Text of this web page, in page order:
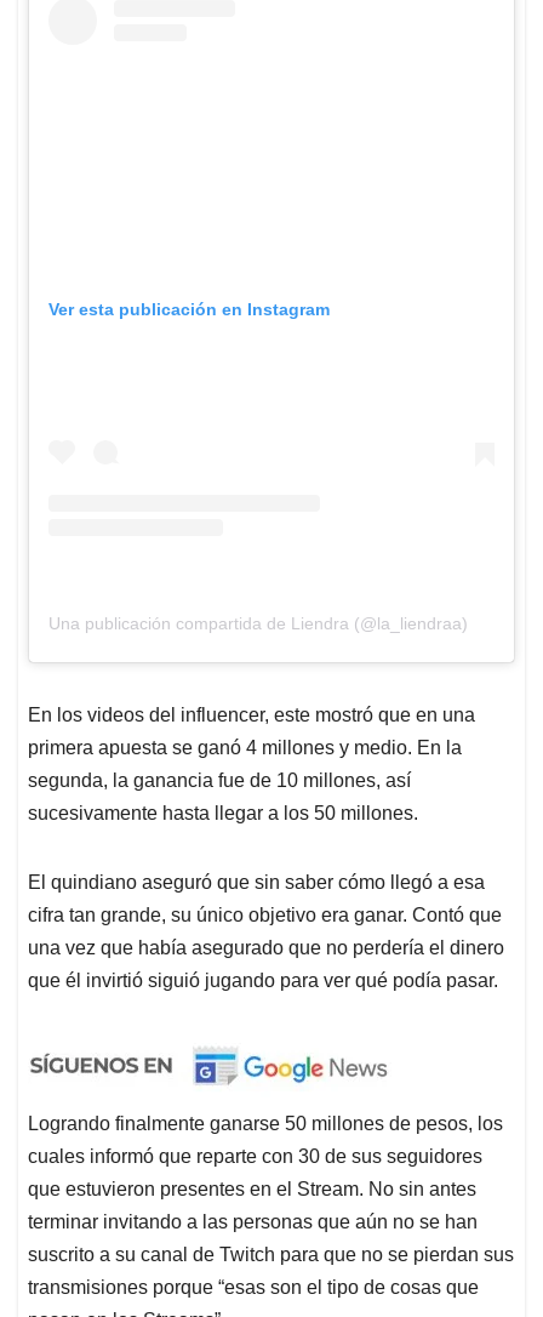
Ver esta publicación en Instagram
Una publicación compartida de Liendra (@la_liendraa)
En los videos del influencer, este mostró que en una
primera apuesta se ganó 4 millones y medio. En la
segunda, la ganancia fue de 10 millones, así
sucesivamente hasta llegar a los 50 millones.
El quindiano aseguró que sin saber cómo llegó a esa
cifra tan grande, su único objetivo era ganar. Contó que
una vez que había asegurado que no perdería el dinero
que él invirtió siguió jugando para ver qué podía pasar.
Logrando finalmente ganarse 50 millones de pesos, los
cuales informó que reparte con 30 de sus seguidores
que estuvieron presentes en el Stream. No sin antes
terminar invitando a las personas que aún no se han
suscrito a su canal de Twitch para que no se pierdan sus
transmisiones porque “esas son el tipo de cosas que